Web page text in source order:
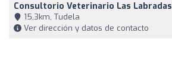
Consultorio Veterinario Las Labradas
15,3km, Tudela
Ver dirección y datos de contacto